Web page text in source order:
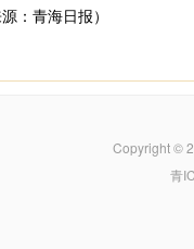
青海日报）
Copyright ©
青